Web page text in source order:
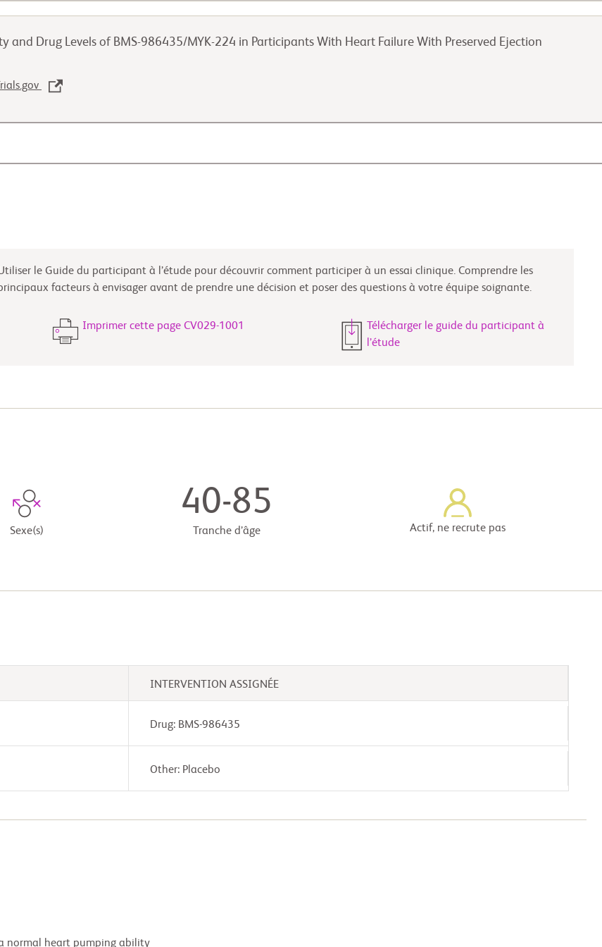
and Drug Levels of BMS-986435/MYK-224 in Participants With Heart Failure With Preserved Ejection
le Guide du participant à l’étude pour découvrir comment participer à un essai clinique. Comprendre les
facteurs à envisager avant de prendre une décision et poser des questions à votre équipe soignante.
Imprimer cette page CV029-1001
Télécharger le guide du participant à
l’étude
Sexe(s)
40-85
Tranche d’âge Actif, ne recrute pas
INTERVENTION ASSIGNÉE
Drug: BMS-986435
Other: Placebo